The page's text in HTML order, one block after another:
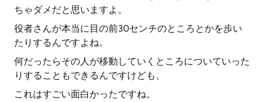
ちゃダメだと思いますよ。
役者さんが本当に目の前30センチのところとかを歩い
たりするんですよね。
何だったらその人が移動していくところについていった
りすることもできるんですけども、
これはすごい面白かったですね。